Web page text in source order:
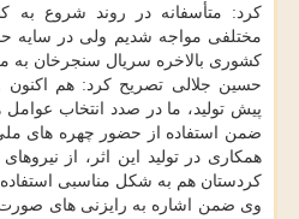
کرد: متأسفانه در روند شروع به
مختلفی مواجه شدیم ولی در سایه
کشوری بالاخره سریال سنجرخان به
حسین جلالی تصریح کرد: هم
پیش تولید، ما در صدد انتخاب
ضمن استفاده از حضور چهره های
همکاری در تولید این اثر، از
کردستان هم به شکل مناسبی
وی ضمن اشاره به رایزنی های صورت